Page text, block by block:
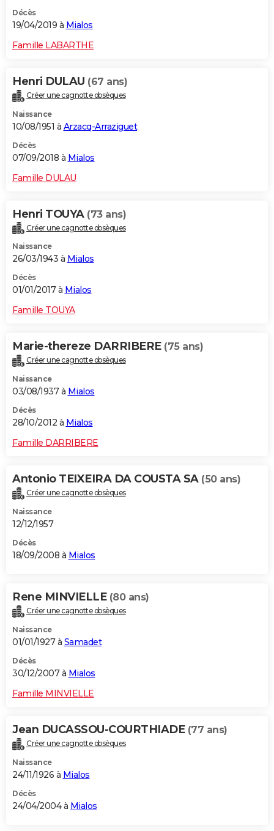
Décès
19/04/2019 à Mialos
Famille LABARTHE
Henri DULAU (67 ans)
Créer une cagnotte obsèques
Naissance
10/08/1951 à Arzacq-Arraziguet
Décès
07/09/2018 à Mialos
Famille DULAU
Henri TOUYA (73 ans)
Créer une cagnotte obsèques
Naissance
26/03/1943 à Mialos
Décès
01/01/2017 à Mialos
Famille TOUYA
Marie-thereze DARRIBERE (75 ans)
Créer une cagnotte obsèques
Naissance
03/08/1937 à Mialos
Décès
28/10/2012 à Mialos
Famille DARRIBERE
Antonio TEIXEIRA DA COUSTA SA (50 ans)
Créer une cagnotte obsèques
Naissance
12/12/1957
Décès
18/09/2008 à Mialos
Rene MINVIELLE (80 ans)
Créer une cagnotte obsèques
Naissance
01/01/1927 à Samadet
Décès
30/12/2007 à Mialos
Famille MINVIELLE
Jean DUCASSOU-COURTHIADE (77 ans)
Créer une cagnotte obsèques
Naissance
24/11/1926 à Mialos
Décès
24/04/2004 à Mialos